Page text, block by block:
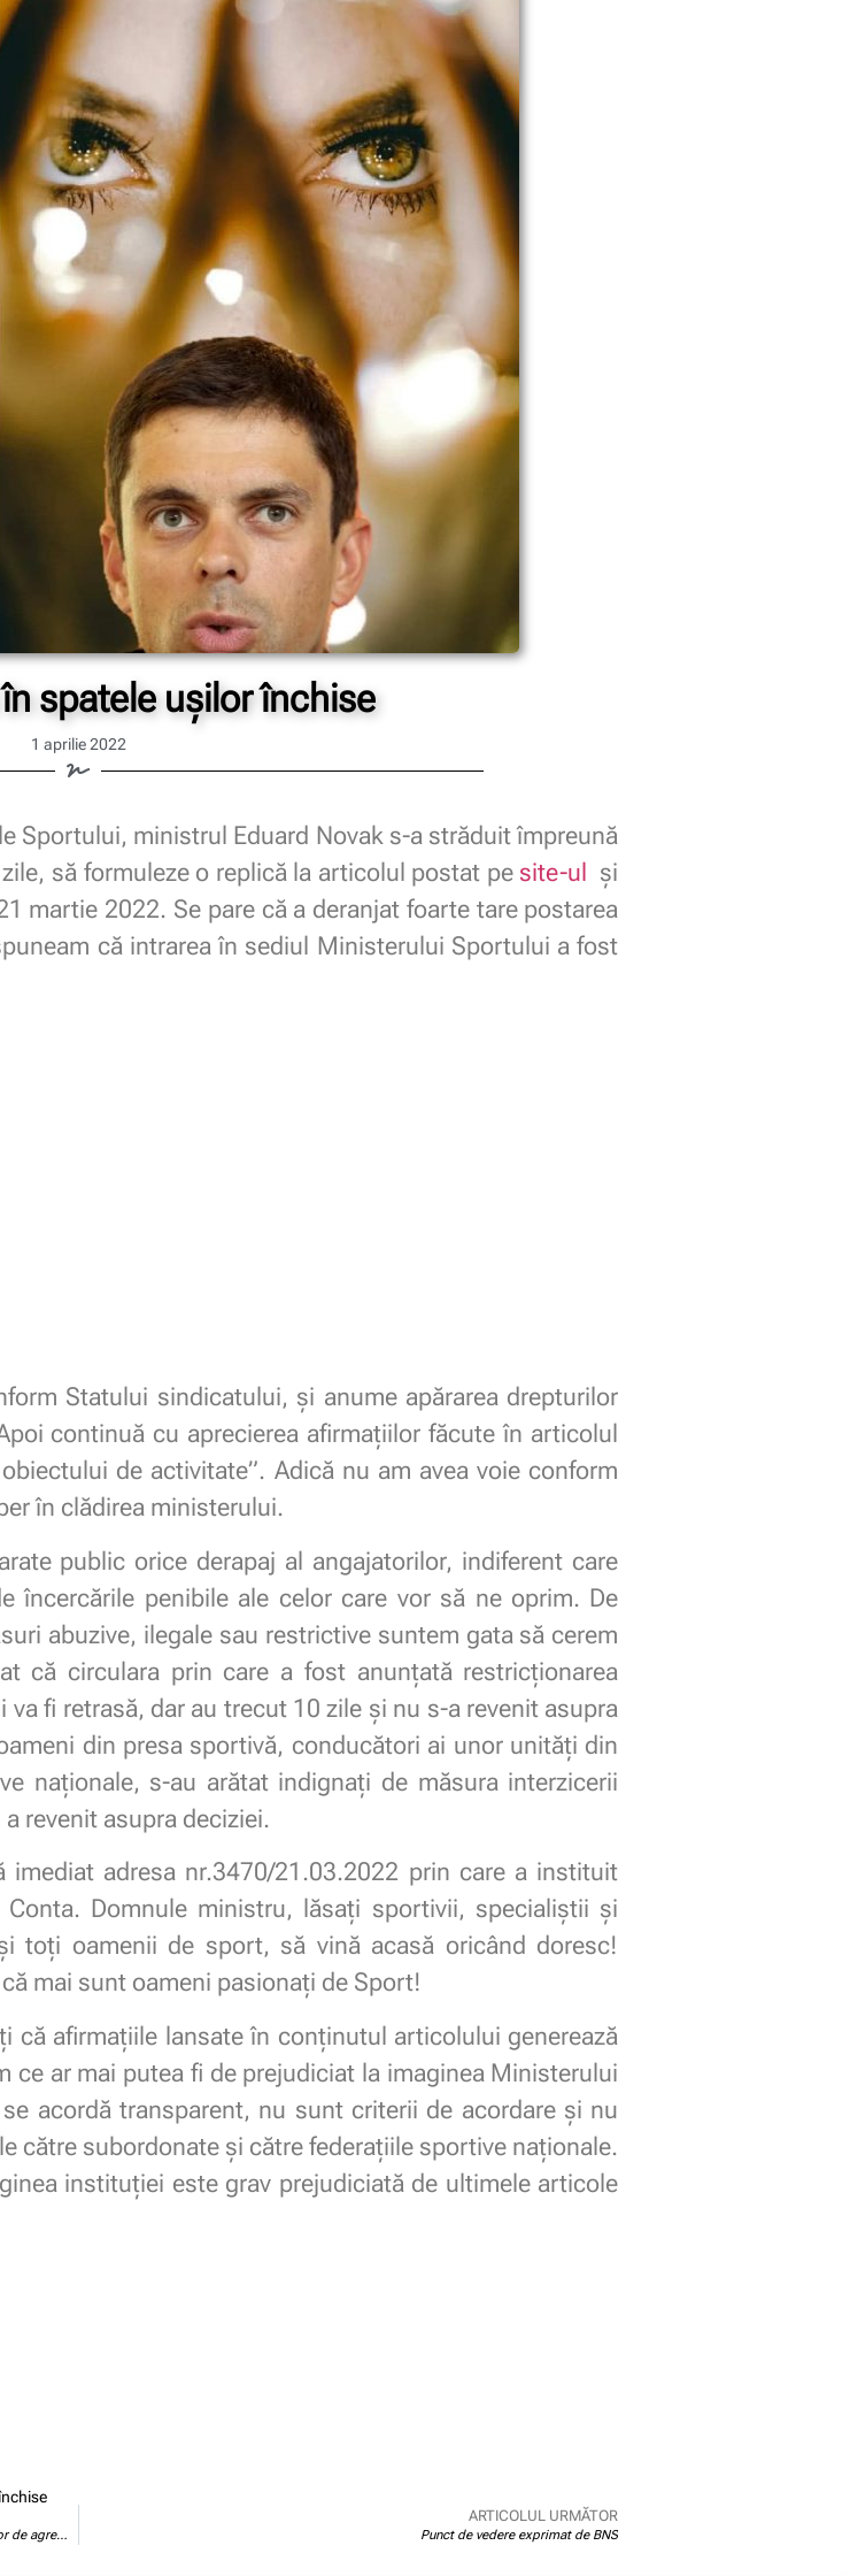
spatele ușilor închise
1 aprilie 2022
Sportului, ministrul Eduard Novak s-a străduit împreună
să formuleze o replică la articolul postat pe site-ul și
martie 2022. Se pare că a deranjat foarte tare postarea
că intrarea în sediul Ministerului Sportului a fost
Statului sindicatului, și anume apărarea drepturilor
continuă cu aprecierea afirmațiilor făcute în articolul
de activitate”. Adică nu am avea voie conform
în clădirea ministerului.
public orice derapaj al angajatorilor, indiferent care
încercările penibile ale celor care vor să ne oprim. De
abuzive, ilegale sau restrictive suntem gata să cerem
că circulara prin care a fost anunțată restricționarea
fi retrasă, dar au trecut 10 zile și nu s-a revenit asupra
din presa sportivă, conducători ai unor unități din
naționale, s-au arătat indignați de măsura interzicerii
revenit asupra deciziei.
adresa nr.3470/21.03.2022 prin care a instituit
Domnule ministru, lăsați sportivii, specialiștii și
toți oamenii de sport, să vină acasă oricând doresc!
mai sunt oameni pasionați de Sport!
că afirmațiile lansate în conținutul articolului generează
ar mai putea fi de prejudiciat la imaginea Ministerului
acordă transparent, nu sunt criterii de acordare și nu
către subordonate și către federațiile sportive naționale.
instituției este grav prejudiciată de ultimele articole
Reorganizare ilegală prin desființarea compartimentelor de tineret și a centrelor de agrement
ARTICOLUL URMĂTOR
Punct de vedere exprimat de BNS